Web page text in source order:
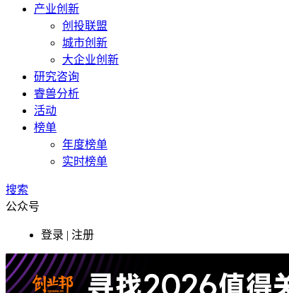
产业创新
创投联盟
城市创新
大企业创新
研究咨询
睿兽分析
活动
榜单
年度榜单
实时榜单
搜索
公众号
登录 | 注册